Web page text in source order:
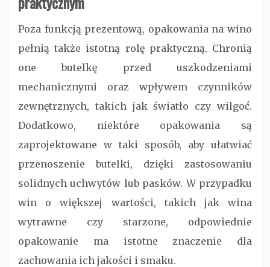
Poza funkcją prezentową, opakowania na wino
pełnią także istotną rolę praktyczną. Chronią
one butelkę przed uszkodzeniami
mechanicznymi oraz wpływem czynników
zewnętrznych, takich jak światło czy wilgoć.
Dodatkowo, niektóre opakowania są
zaprojektowane w taki sposób, aby ułatwiać
przenoszenie butelki, dzięki zastosowaniu
solidnych uchwytów lub pasków. W przypadku
win o większej wartości, takich jak wina
wytrawne czy starzone, odpowiednie
opakowanie ma istotne znaczenie dla
zachowania ich jakości i smaku.